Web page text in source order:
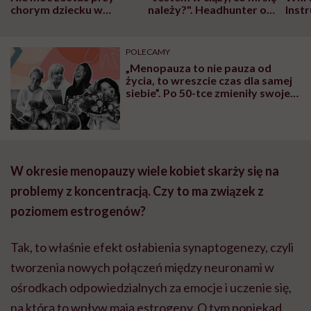
chorym dziecku w
może chyba tylko
głupota i brak
wyobraźni"
należy?". Headhunter o
pracy
POLECAMY
„Menopauza to nie pauza od
życia, to wreszcie czas dla samej
siebie”. Po 50-tce zmieniły swoje
W okresie menopauzy wiele kobiet skarży się na
problemy z koncentracją. Czy to ma związek z
poziomem estrogenów?
Tak, to właśnie efekt osłabienia synaptogenezy, czyli
tworzenia nowych połączeń między neuronami w
ośrodkach odpowiedzialnych za emocje i uczenie się,
na którą to wpływ mają estrogeny. O tym poniekąd